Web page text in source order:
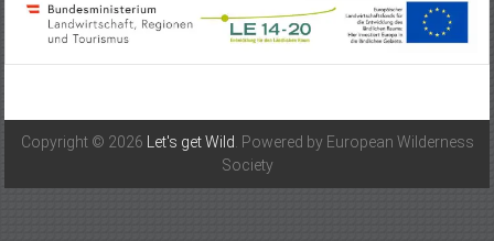
Copyright © 2026 Let's get Wild . Powered by European Wilderness
Society